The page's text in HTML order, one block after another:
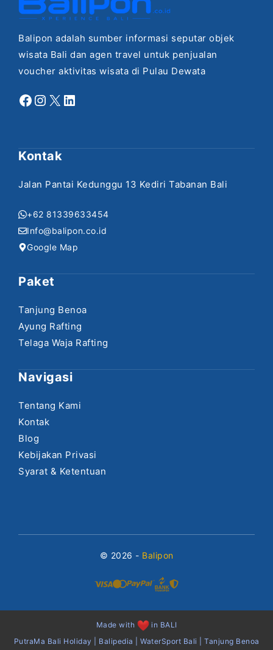
Balipon adalah sumber informasi seputar objek
wisata Bali dan agen travel untuk penjualan
voucher aktivitas wisata di Pulau Dewata
Facebook
Instagram
X LinkedIn
Kontak
Jalan Pantai Kedunggu 13 Kediri Tabanan Bali
+62 81339633454
Info@balipon.co.id
Google Map
Paket
Tanjung Benoa
Ayung Rafting
Telaga Waja Rafting
Navigasi
Tentang Kami
Kontak
Blog
Kebijakan Privasi
Syarat & Ketentuan
© 2026 - Balipon
Made with
in BALI
PutraMa Bali Holiday
Balipedia WaterSport Bali Tanjung Benoa